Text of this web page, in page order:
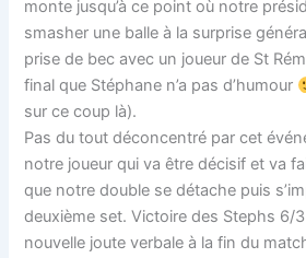
monte jusqu’à ce point où notre
smasher une balle à la surprise
prise de bec avec un joueur de St
final que Stéphane n’a pas d’humour
sur ce coup là).
Pas du tout déconcentré par cet
notre joueur qui va être décisif et va
que notre double se détache puis
deuxième set. Victoire des Stephs
nouvelle joute verbale à la fin du